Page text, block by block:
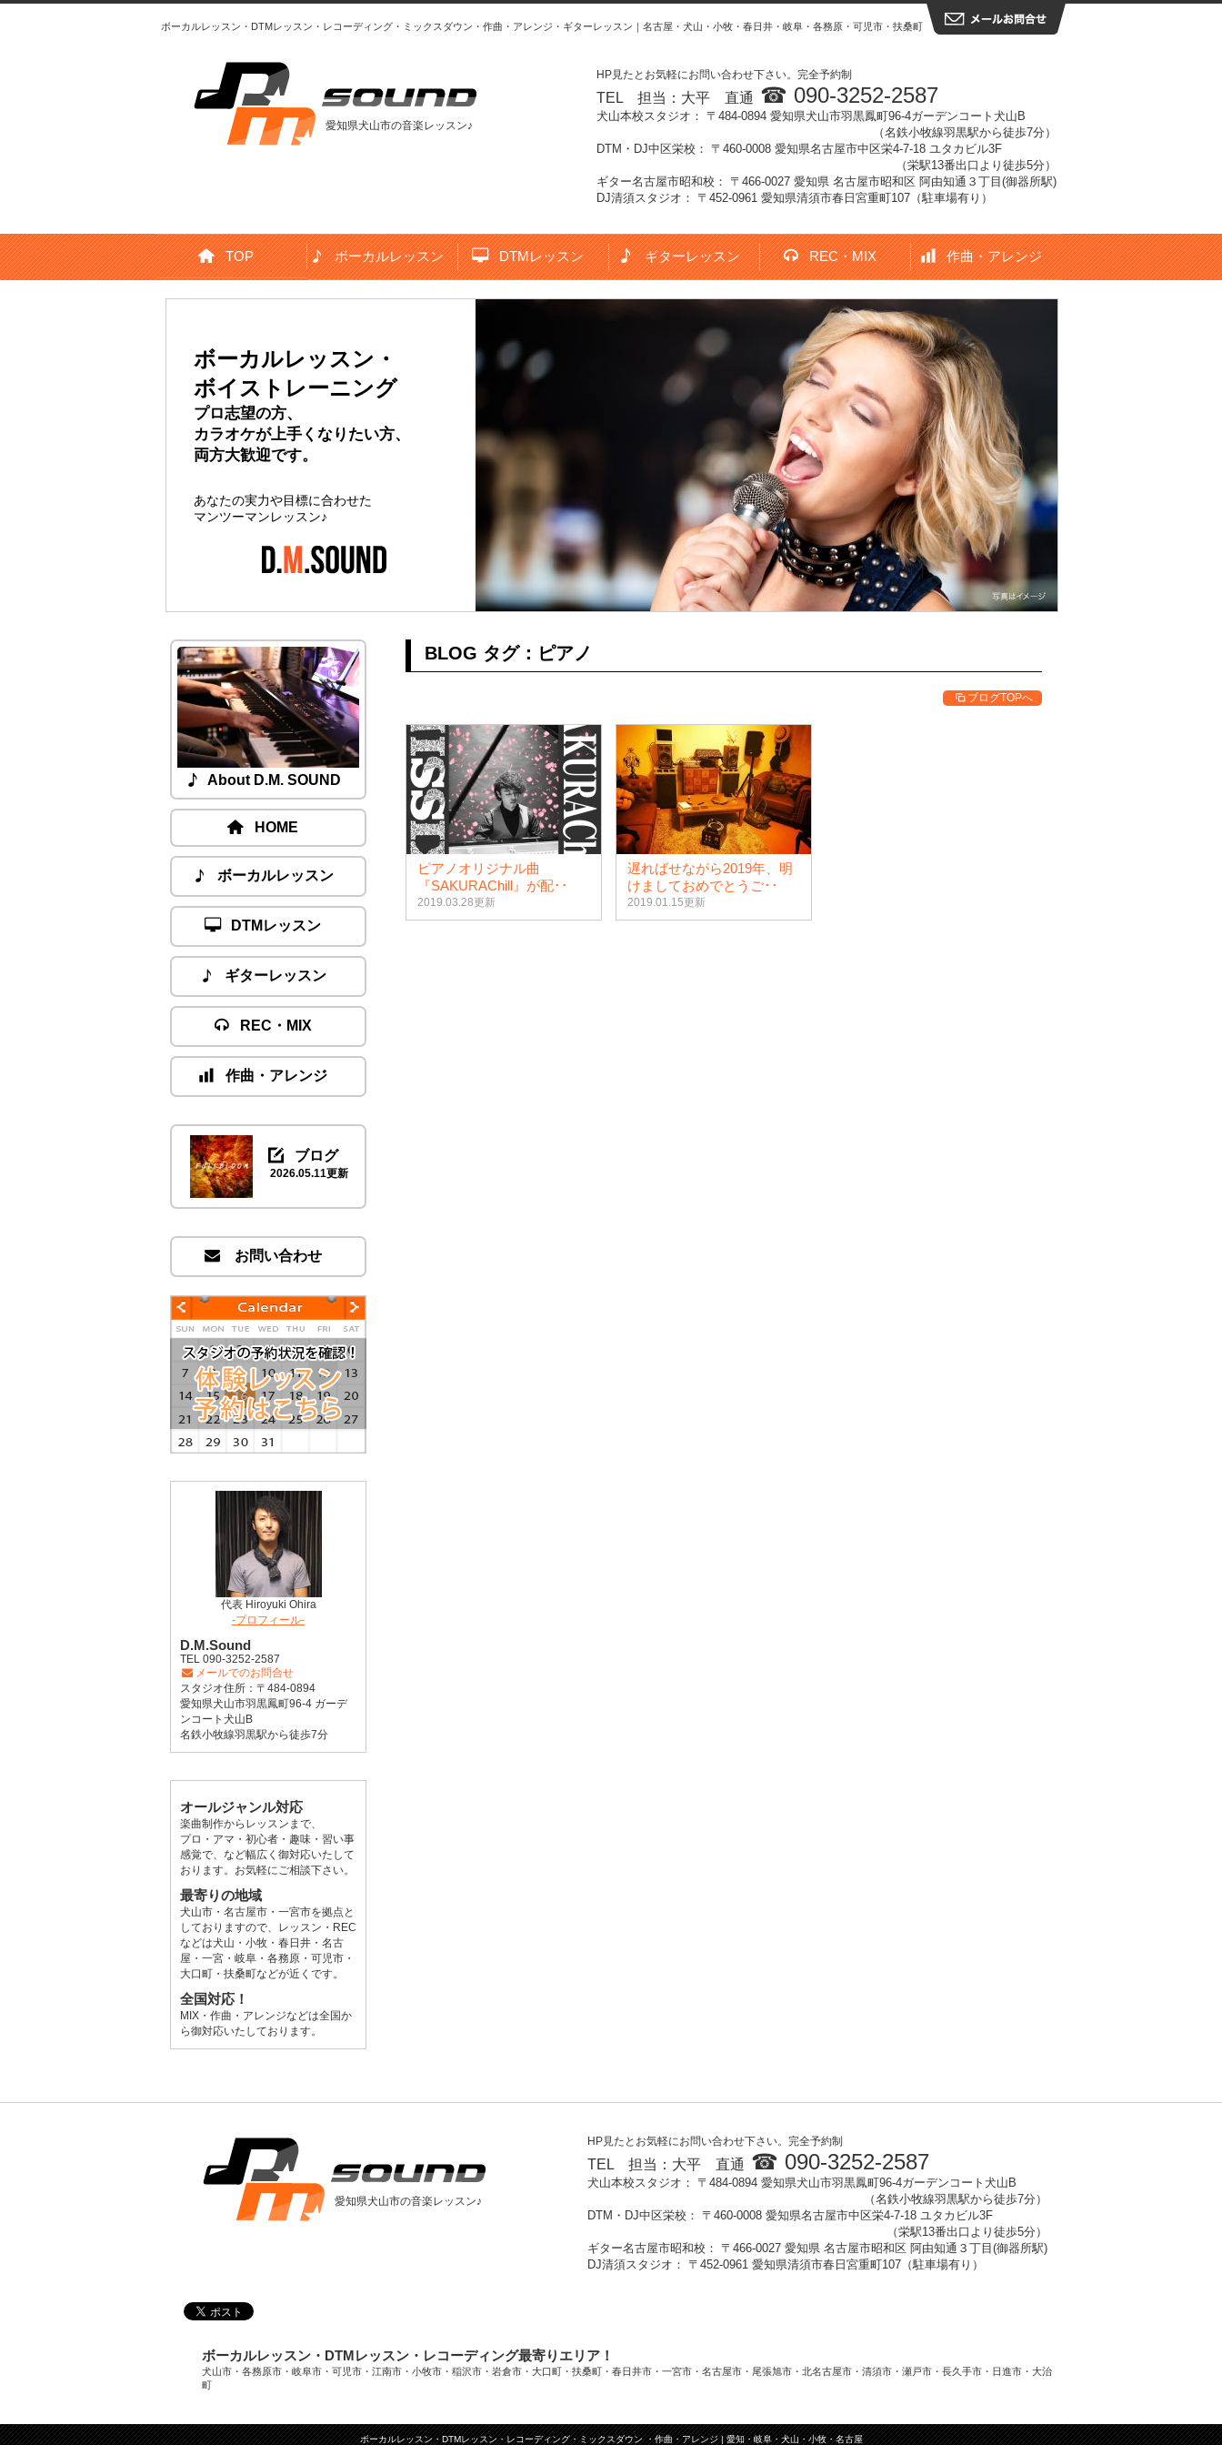
ボーカルレッスン・DTMレッスン・レコーディング・ミックスダウン・作曲・アレンジ・ギターレッスン｜名古屋・犬山・小牧・春日井・岐阜・各務原・可児市・扶桑町・大口町
HP見たとお気軽にお問い合わせ下さい。完全予約制
TEL 担当：大平 直通 ☎ 090-3252-2587
犬山本校スタジオ： 〒484-0894 愛知県犬山市羽黒鳳町96-4ガーデンコート犬山B
（名鉄小牧線羽黒駅から徒歩7分）
DTM・DJ中区栄校： 〒460-0008 愛知県名古屋市中区栄4-7-18 ユタカビル3F
（栄駅13番出口より徒歩5分）
ギター名古屋市昭和校： 〒466-0027 愛知県 名古屋市昭和区 阿由知通３丁目(御器所駅)
DJ清須スタジオ： 〒452-0961 愛知県清須市春日宮重町107（駐車場有り）
愛知県犬山市の音楽レッスン♪
TOP ボーカルレッスン DTMレッスン ギターレッスン REC・MIX 作曲・アレンジ
DTM・DAWレッスン
初心者の方、スキルアップ希望の方
とにかくパソコンで曲を作ってみた
いなど大歓迎！
て曲を制作します。
ボーカルレッスン・
ボイストレーニング
プロ志望の方、
カラオケが上手くなりたい方、
両方大歓迎です。
あなたの実力や目標に合わせた
マンツーマンレッスン♪
BLOG タグ：ピアノ
ブログTOPへ
ピアノオリジナル曲
『SAKURAChill』が配･･
2019.03.28更新
遅ればせながら2019年、明
けましておめでとうご･･
2019.01.15更新
About D.M. SOUND
HOME
ボーカルレッスン
DTMレッスン
ギターレッスン
REC・MIX
作曲・アレンジ
ブログ
2026.05.11更新
お問い合わせ
代表 Hiroyuki Ohira
-プロフィール-
D.M.Sound
TEL 090-3252-2587
メールでのお問合せ
スタジオ住所：〒484-0894
愛知県犬山市羽黒鳳町96-4 ガーデ
ンコート犬山B
名鉄小牧線羽黒駅から徒歩7分
オールジャンル対応
楽曲制作からレッスンまで、
プロ・アマ・初心者・趣味・習い事
感覚で、など幅広く御対応いたして
おります。お気軽にご相談下さい。
最寄りの地域
犬山市・名古屋市・一宮市を拠点と
しておりますので、レッスン・REC
などは犬山・小牧・春日井・名古
屋・一宮・岐阜・各務原・可児市・
大口町・扶桑町などが近くです。
全国対応！
MIX・作曲・アレンジなどは全国か
ら御対応いたしております。
HP見たとお気軽にお問い合わせ下さい。完全予約制
TEL 担当：大平 直通 ☎ 090-3252-2587
犬山本校スタジオ： 〒484-0894 愛知県犬山市羽黒鳳町96-4ガーデンコート犬山B
（名鉄小牧線羽黒駅から徒歩7分）
DTM・DJ中区栄校： 〒460-0008 愛知県名古屋市中区栄4-7-18 ユタカビル3F
（栄駅13番出口より徒歩5分）
ギター名古屋市昭和校： 〒466-0027 愛知県 名古屋市昭和区 阿由知通３丁目(御器所駅)
DJ清須スタジオ： 〒452-0961 愛知県清須市春日宮重町107（駐車場有り）
愛知県犬山市の音楽レッスン♪
ボーカルレッスン・DTMレッスン・レコーディング最寄りエリア！
犬山市・各務原市・岐阜市・可児市・江南市・小牧市・稲沢市・岩倉市・大口町・扶桑町・春日井市・一宮市・名古屋市・尾張旭市・北名古屋市・清須市・瀬戸市・長久手市・日進市・大治
町
ボーカルレッスン・DTMレッスン・レコーディング・ミックスダウン ・作曲・アレンジ | 愛知・岐阜・犬山・小牧・名古屋